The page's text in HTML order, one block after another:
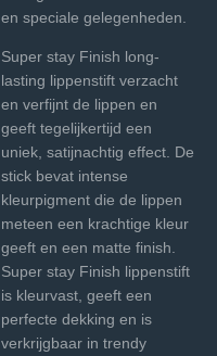
en speciale gelegenheden.
Super stay Finish long-
lasting lippenstift verzacht
en verfijnt de lippen en
geeft tegelijkertijd een
uniek, satijnachtig effect. De
stick bevat intense
kleurpigment die de lippen
meteen een krachtige kleur
geeft en een matte finish.
Super stay Finish lippenstift
is kleurvast, geeft een
perfecte dekking en is
verkrijgbaar in trendy